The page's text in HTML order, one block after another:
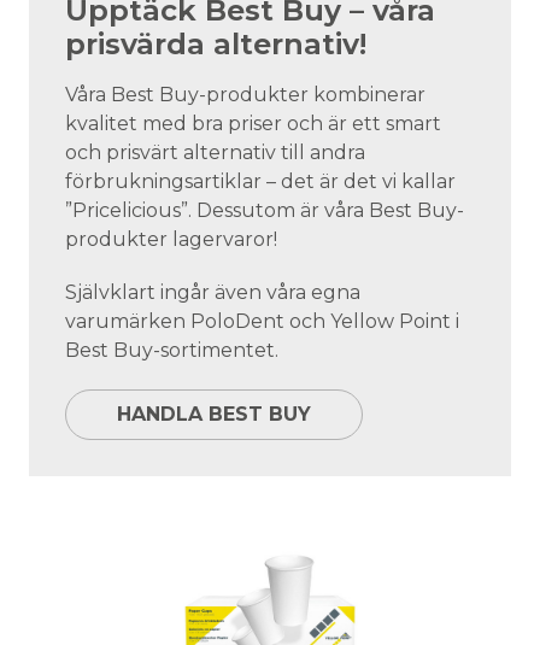
Upptäck Best Buy – våra
prisvärda alternativ!
Våra Best Buy-produkter kombinerar
kvalitet med bra priser och är ett smart
och prisvärt alternativ till andra
förbrukningsartiklar – det är det vi kallar
”Pricelicious”. Dessutom är våra Best Buy-
produkter lagervaror!
Självklart ingår även våra egna
varumärken PoloDent och Yellow Point i
Best Buy-sortimentet.
HANDLA BEST BUY